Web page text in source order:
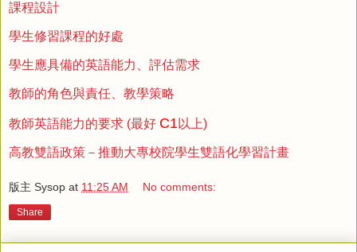
課程設計
學生修習課程的好處
學生應具備的英語能力、評估需求
教師的角色與責任、教學策略
教師英語能力的要求 (最好 C1 以上)
高教雙語政策－推動大專校院學生雙語化學習計畫
版主 Sysop at 11:25 AM No comments:
Share